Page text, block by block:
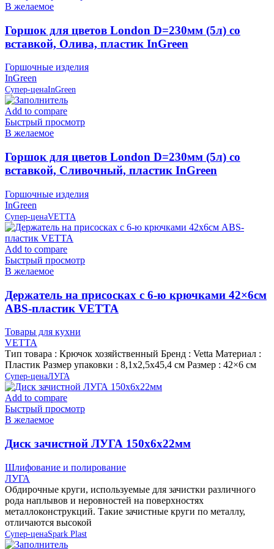
В желаемое
Горшок для цветов London D=230мм (5л) со
вставкой, Олива, пластик InGreen
Горшочные изделия
InGreen
Супер-ценаInGreen
Add to compare
Быстрый просмотр
В желаемое
Горшок для цветов London D=230мм (5л) со
вставкой, Сливочный, пластик InGreen
Горшочные изделия
InGreen
Супер-ценаVETTA
Add to compare
Быстрый просмотр
В желаемое
Держатель на присосках с 6-ю крючками 42×6см
ABS-пластик VETTA
Товары для кухни
VETTA
Тип товара : Крючок хозяйственный Бренд : Vetta Материал :
Пластик Размер упаковки : 8,1х2,5х45,4 см Размер : 42×6 см
Супер-ценаЛУГА
Add to compare
Быстрый просмотр
В желаемое
Диск зачистной ЛУГА 150х6х22мм
Шлифование и полирование
ЛУГА
Обдирочные круги, используемые для зачистки различного
рода наплывов и неровностей на поверхностях
металлоконструкций. Такие зачистные круги по металлу,
отличаются высокой
Супер-ценаSpark Plast